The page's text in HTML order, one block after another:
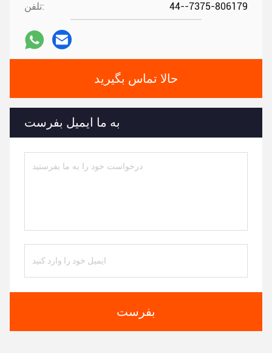
تلفن: 44--7375-806179
حالا تماس بگیرید
به ما ایمیل بفرست
بفرست